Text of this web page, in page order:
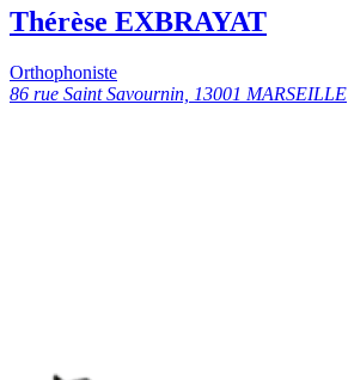
Thérèse EXBRAYAT
Orthophoniste
86 rue Saint Savournin, 13001 MARSEILLE